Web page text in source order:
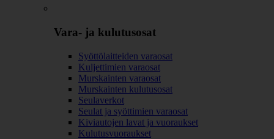
Vara- ja kulutusosat
Syöttölaitteiden varaosat
Kuljettimien varaosat
Murskainten varaosat
Murskainten kulutusosat
Seulaverkot
Seulat ja syöttimien varaosat
Kiviautojen lavat ja vuoraukset
Kulutusvuoraukset